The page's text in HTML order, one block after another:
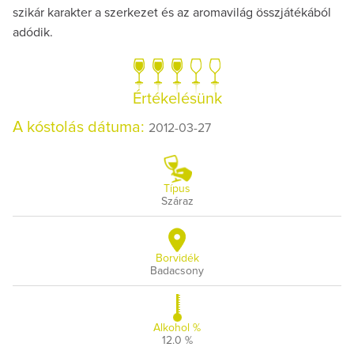
szikár karakter a szerkezet és az aromavilág összjátékából
adódik.
Értékelésünk
A kóstolás dátuma: 2012-03-27
Típus
Száraz
Borvidék
Badacsony
Alkohol %
12.0 %